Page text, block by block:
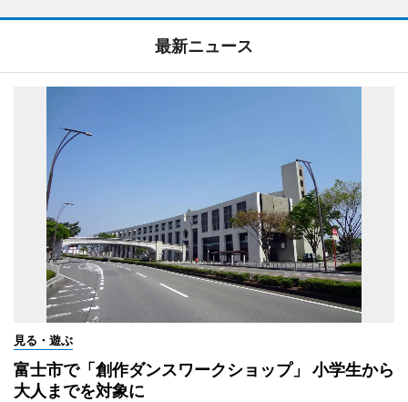
最新ニュース
見る・遊ぶ
富士市で「創作ダンスワークショップ」 小学生から
大人までを対象に